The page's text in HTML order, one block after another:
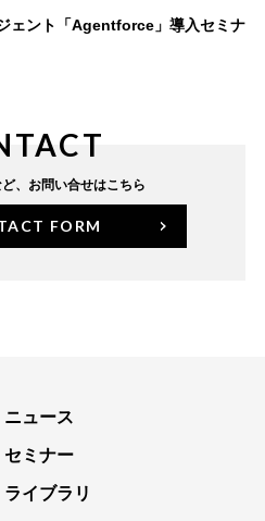
ェント「Agentforce」導入セミナ
、 お問い合せはこちら
FORM
ニュース
セミナー
ライブラリ